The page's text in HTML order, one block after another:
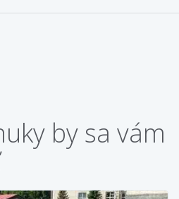
by sa vám